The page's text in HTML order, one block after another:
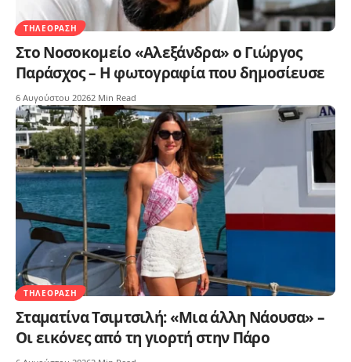
ΤΗΛΕΌΡΑΣΗ
Στο Νοσοκομείο «Αλεξάνδρα» ο Γιώργος
Παράσχος – Η φωτογραφία που δημοσίευσε
6 Αυγούστου 20262 Min Read
ΤΗΛΕΌΡΑΣΗ
Σταματίνα Τσιμτσιλή: «Μια άλλη Νάουσα» –
Οι εικόνες από τη γιορτή στην Πάρο